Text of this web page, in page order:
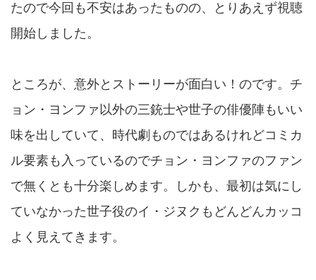
たので今回も不安はあったものの、とりあえず視聴
開始しました。
ところが、意外とストーリーが面白い！のです。チ
ョン・ヨンファ以外の三銃士や世子の俳優陣もいい
味を出していて、時代劇ものではあるけれどコミカ
ル要素も入っているのでチョン・ヨンファのファン
で無くとも十分楽しめます。しかも、最初は気にし
ていなかった世子役のイ・ジヌクもどんどんカッコ
よく見えてきます。